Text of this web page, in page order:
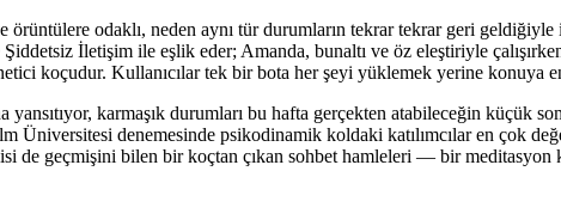
örüntülere odaklı, neden aynı tür durumların tekrar tekrar geri
İletişim ile eşlik eder; Amanda, bunaltı ve öz eleştiriyle
koçudur. Kullanıcılar tek bir bota her şeyi yüklemek yerine konuya
karmaşık durumları bu hafta gerçekten atabileceğin küçük
Üniversitesi denemesinde psikodinamik koldaki katılımcılar en çok
de geçmişini bilen bir koçtan çıkan sohbet hamleleri — bir meditasyon